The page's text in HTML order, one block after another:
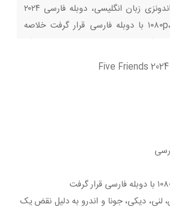
ماجراجویی محصول اندونزی زبان انگلیسی، دوبله فارسی ۲۰۲۴
کیفیت ۱۰۸۰p، ۷۲۰p، ۴۸۰p با دوبله فارسی قرار گرفت خلاصه
دیکی، جونا و اندرو به دلیل نقض یک
گرفتار شدند و به یکدیگر مشکوک شدند
لنی، دیکی، جونا و اندرو به دلیل نقض یک